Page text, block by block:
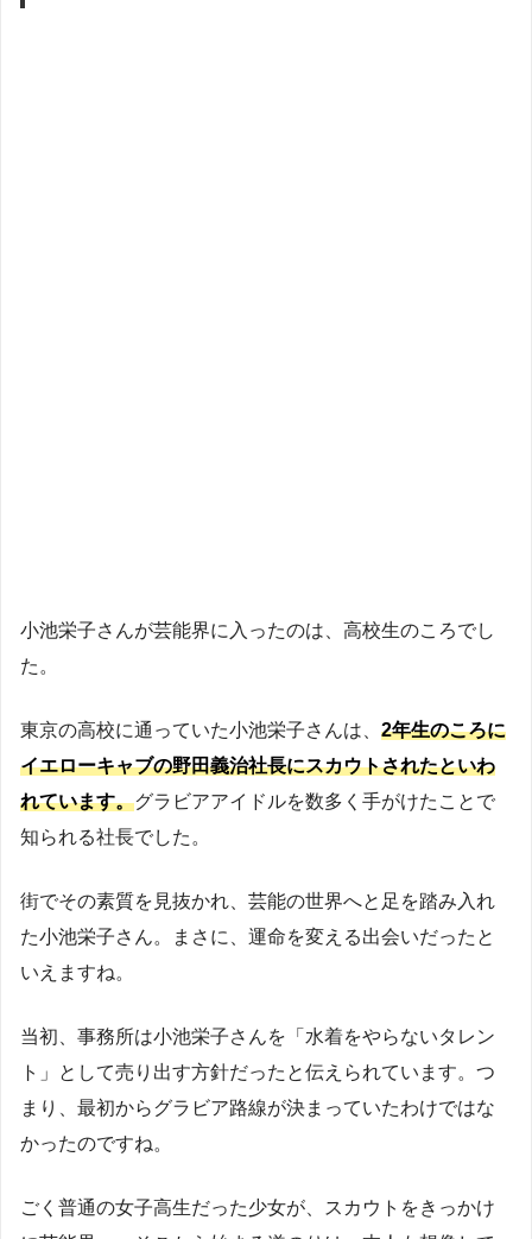
小池栄子さんが芸能界に入ったのは、高校生のころでし
た。
東京の高校に通っていた小池栄子さんは、 2年生のころに
イエローキャブの野田義治社長にスカウトされたといわ
れています。グラビアアイドルを数多く手がけたことで
知られる社長でした。
街でその素質を見抜かれ、芸能の世界へと足を踏み入れ
た小池栄子さん。まさに、運命を変える出会いだったと
いえますね。
当初、事務所は小池栄子さんを「水着をやらないタレン
ト」として売り出す方針だったと伝えられています。つ
まり、最初からグラビア路線が決まっていたわけではな
かったのですね。
ごく普通の女子高生だった少女が、スカウトをきっかけ